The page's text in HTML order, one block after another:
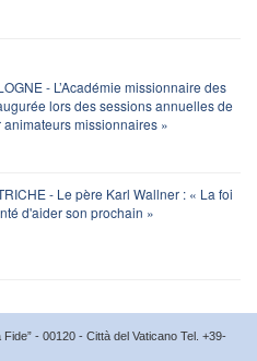
- L’Académie missionnaire des
lors des sessions annuelles de
animateurs missionnaires »
- Le père Karl Wallner : « La foi
d'aider son prochain »
- 00120 - Città del Vaticano Tel. +39-